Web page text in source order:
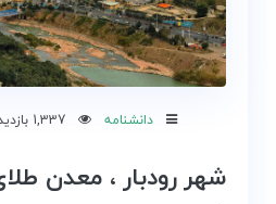
دانشنامه 1,337 بازدید
شهر رودبار ، معدن
فروش